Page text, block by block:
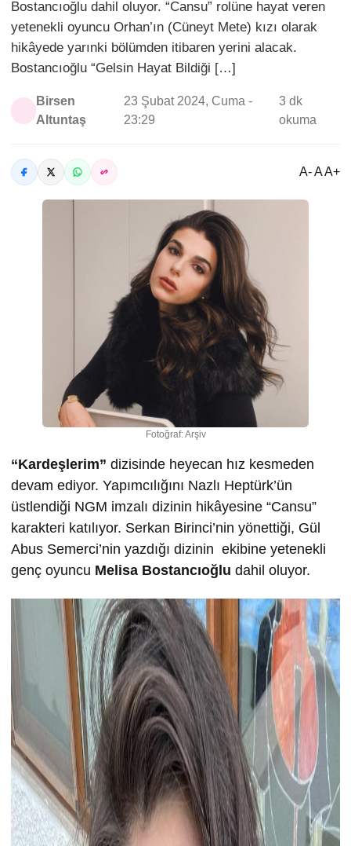
Bostancıoğlu dahil oluyor. “Cansu” rolüne hayat veren
yetenekli oyuncu Orhan’ın (Cüneyt Mete) kızı olarak
hikâyede yarınki bölümden itibaren yerini alacak.
Bostancıoğlu “Gelsin Hayat Bildiği […]
Birsen
Altuntaş
23 Şubat 2024, Cuma -
23:29
3 dk
okuma
A- A A+
Fotoğraf: Arşiv
“Kardeşlerim” dizisinde heyecan hız kesmeden
devam ediyor. Yapımcılığını Nazlı Heptürk’ün
üstlendiği NGM imzalı dizinin hikâyesine “Cansu”
karakteri katılıyor. Serkan Birinci’nin yönettiği, Gül
Abus Semerci’nin yazdığı dizinin ekibine yetenekli
genç oyuncu Melisa Bostancıoğlu dahil oluyor.